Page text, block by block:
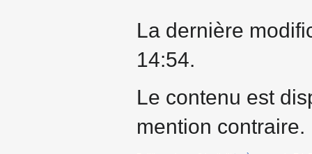
La dernière
14:54.
Le contenu est
mention contraire.